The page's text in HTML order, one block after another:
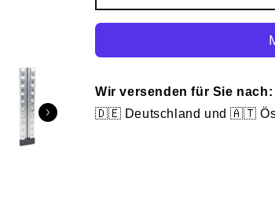
Wir versenden für Sie nach:
🇩🇪 Deutschland und 🇦🇹